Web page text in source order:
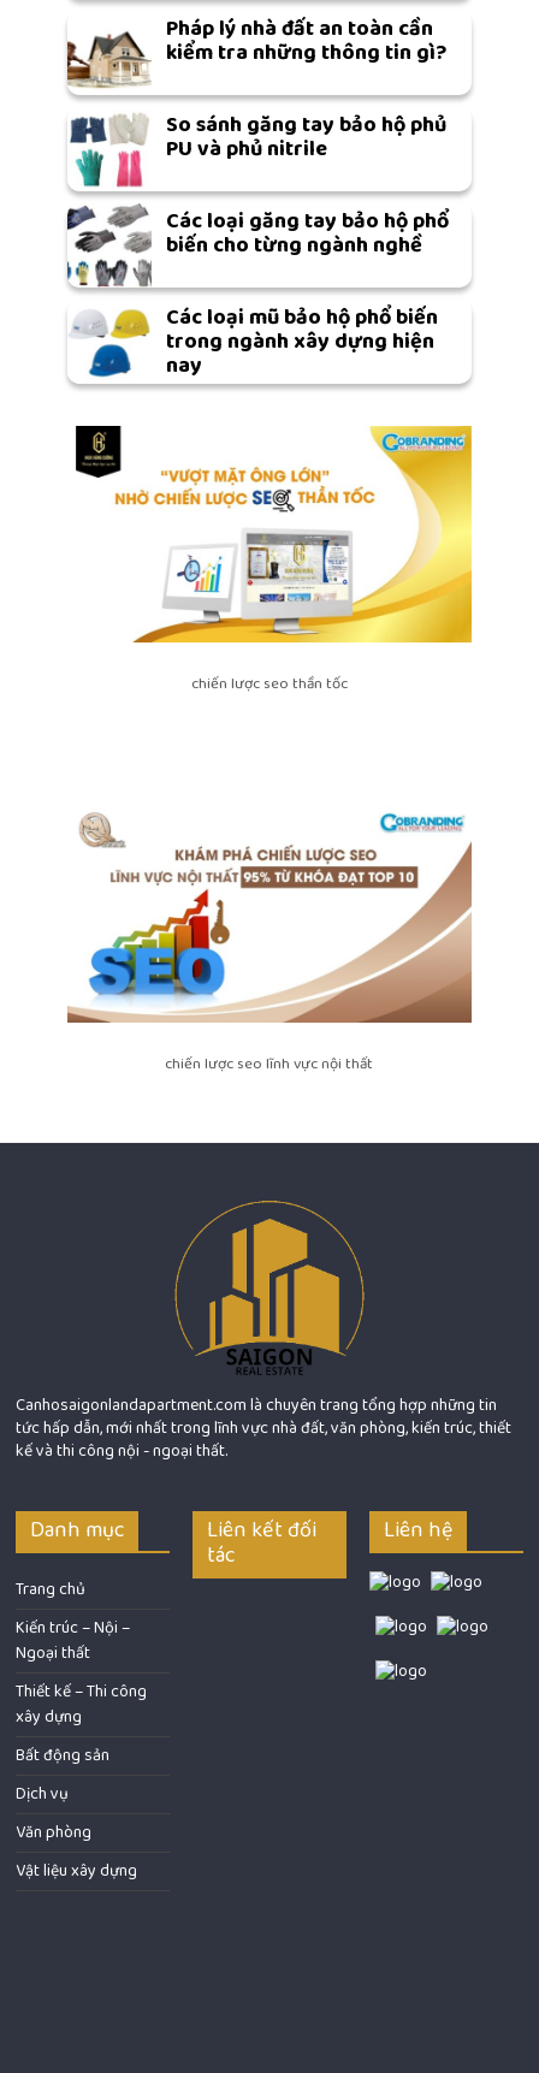
Pháp lý nhà đất an toàn cần
kiểm tra những thông tin gì?
So sánh găng tay bảo hộ phủ
PU và phủ nitrile
Các loại găng tay bảo hộ phổ
biến cho từng ngành nghề
Các loại mũ bảo hộ phổ biến
trong ngành xây dựng hiện
nay
chiến lược seo thần tốc
chiến lược seo lĩnh vực nội thất
Canhosaigonlandapartment.com là chuyên trang tổng hợp những tin
tức hấp dẫn, mới nhất trong lĩnh vực nhà đất, văn phòng, kiến trúc, thiết
kế và thi công nội - ngoại thất.
Danh mục
Trang chủ
Kiến trúc – Nội –
Ngoại thất
Thiết kế – Thi công
xây dựng
Bất động sản
Dịch vụ
Văn phòng
Vật liệu xây dựng
Liên kết đối
tác
Liên hệ